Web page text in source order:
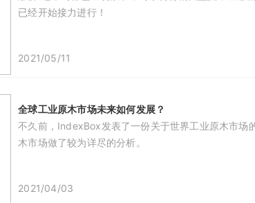
已经开始接力进行！
2021/05/11
全球工业原木市场未来如何发展？
不久前，IndexBox发表了一份关于世界工业原木市场
木市场做了较为详尽的分析。
2021/04/03